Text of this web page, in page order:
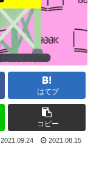
はてブ
コピー
2021.09.24 2021.08.15